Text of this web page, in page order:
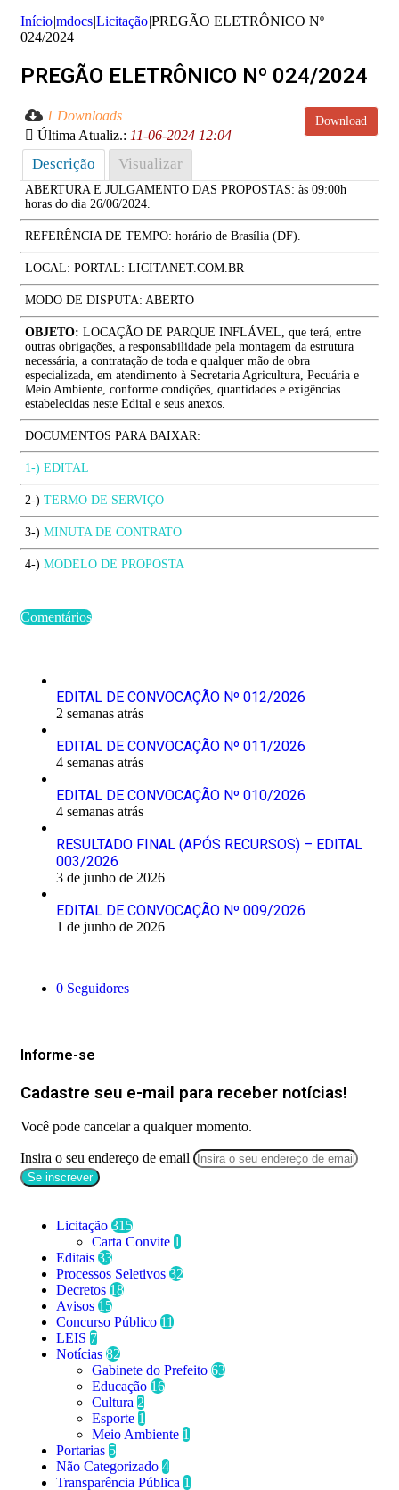
Início|mdocs|Licitação|PREGÃO ELETRÔNICO Nº
024/2024
PREGÃO ELETRÔNICO Nº 024/2024
Download
1 Downloads
Última Atualiz.: 11-06-2024 12:04
Descrição Visualizar
ABERTURA E JULGAMENTO DAS PROPOSTAS: às 09:00h
horas do dia 26/06/2024.
REFERÊNCIA DE TEMPO: horário de Brasília (DF).
LOCAL: PORTAL: LICITANET.COM.BR
MODO DE DISPUTA: ABERTO
OBJETO: LOCAÇÃO DE PARQUE INFLÁVEL, que terá, entre
outras obrigações, a responsabilidade pela montagem da estrutura
necessária, a contratação de toda e qualquer mão de obra
especializada, em atendimento à Secretaria Agricultura, Pecuária e
Meio Ambiente, conforme condições, quantidades e exigências
estabelecidas neste Edital e seus anexos.
DOCUMENTOS PARA BAIXAR:
1-) EDITAL
2-) TERMO DE SERVIÇO
3-) MINUTA DE CONTRATO
4-) MODELO DE PROPOSTA
Comentários
EDITAL DE CONVOCAÇÃO Nº 012/2026
2 semanas atrás
EDITAL DE CONVOCAÇÃO Nº 011/2026
4 semanas atrás
EDITAL DE CONVOCAÇÃO Nº 010/2026
4 semanas atrás
RESULTADO FINAL (APÓS RECURSOS) – EDITAL
003/2026
3 de junho de 2026
EDITAL DE CONVOCAÇÃO Nº 009/2026
1 de junho de 2026
0 Seguidores
Informe-se
Cadastre seu e-mail para receber notícias!
Você pode cancelar a qualquer momento.
Insira o seu endereço de email
Licitação 315
Carta Convite 1
Editais 33
Processos Seletivos 32
Decretos 18
Avisos 15
Concurso Público 11
LEIS 7
Notícias 82
Gabinete do Prefeito 63
Educação 16
Cultura 2
Esporte 1
Meio Ambiente 1
Portarias 5
Não Categorizado 4
Transparência Pública 1